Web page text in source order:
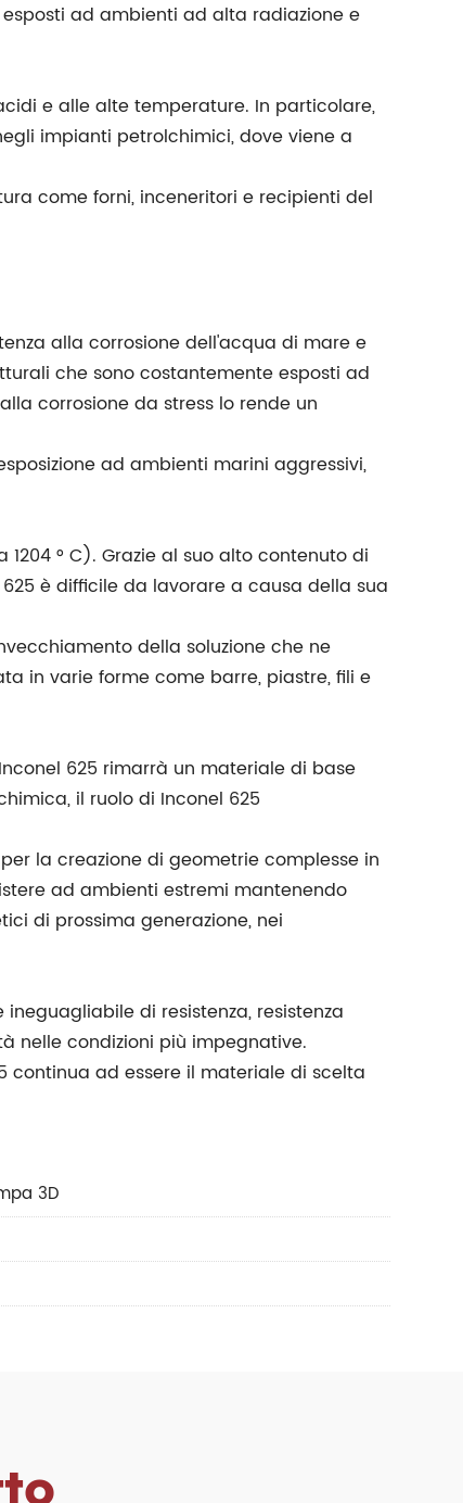
ad ambienti ad alta radiazione e
e alle alte temperature. In particolare,
impianti petrolchimici, dove viene a
come forni, inceneritori e recipienti del
alla corrosione dell'acqua di mare e
che sono costantemente esposti ad
corrosione da stress lo rende un
ad ambienti marini aggressivi,
° C). Grazie al suo alto contenuto di
è difficile da lavorare a causa della sua
della soluzione che ne
in varie forme come barre, piastre, fili e
625 rimarrà un materiale di base
il ruolo di Inconel 625
la creazione di geometrie complesse in
ad ambienti estremi mantenendo
di prossima generazione, nei
di resistenza, resistenza
nelle condizioni più impegnative.
continua ad essere il materiale di scelta
3D